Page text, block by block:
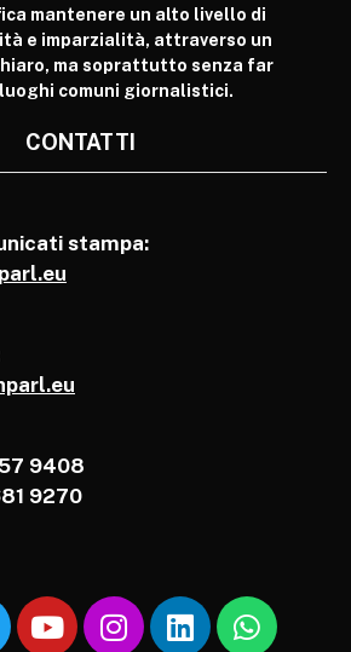
mantenere un alto livello di
e imparzialità, attraverso un
ma soprattutto senza far
comuni giornalistici.
CONTATTI
stampa:
9408
9270